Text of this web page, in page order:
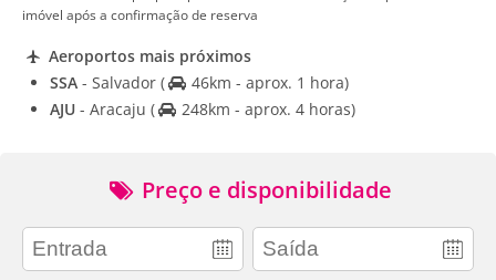
imóvel após a confirmação de reserva
Aeroportos mais próximos
SSA - Salvador (
46km - aprox. 1 hora)
AJU - Aracaju ( 248km - aprox. 4 horas)
Preço e disponibilidade